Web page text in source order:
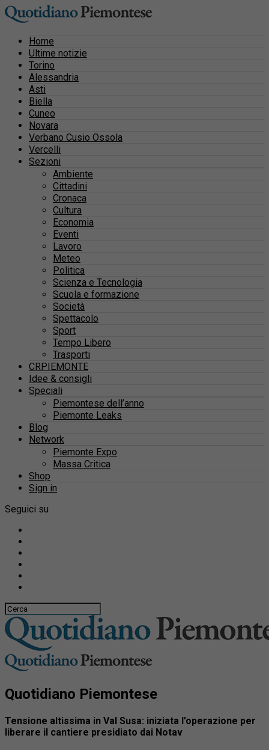
Home
Ultime notizie
Torino
Alessandria
Asti
Biella
Cuneo
Novara
Verbano Cusio Ossola
Vercelli
Sezioni
Ambiente
Cittadini
Cronaca
Cultura
Economia
Eventi
Lavoro
Meteo
Politica
Scienza e Tecnologia
Scuola e formazione
Società
Spettacolo
Sport
Tempo Libero
Trasporti
CRPIEMONTE
Idee & consigli
Speciali
Piemontese dell’anno
Piemonte Leaks
Blog
Network
Piemonte Expo
Massa Critica
Shop
Sign in
Seguici su
Quotidiano Piemontese
Tensione altissima in Val Susa: iniziata l’operazione per
liberare il cantiere presidiato dai Notav